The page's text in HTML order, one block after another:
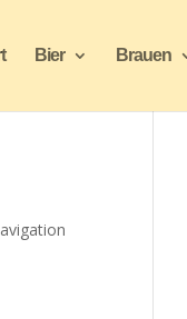
Bier Brauen